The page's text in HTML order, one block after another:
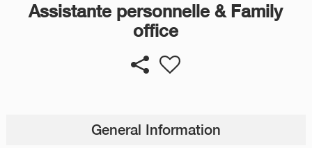
Assistante personnelle & Family
office
General Information